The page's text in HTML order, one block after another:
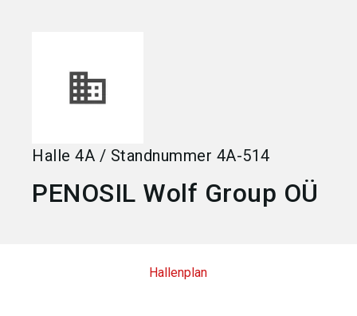
Halle 4A / Standnummer 4A-514
PENOSIL Wolf Group OÜ
Hallenplan